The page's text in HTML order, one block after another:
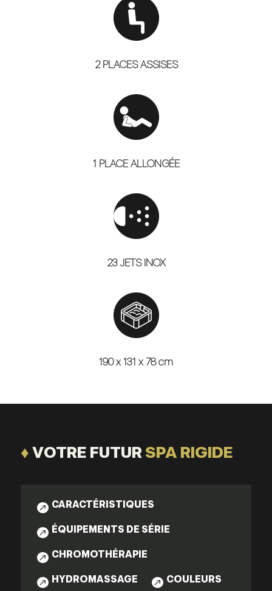
2 PLACES ASSISES
1 PLACE ALLONGÉE
23 JETS INOX
190 x 131 x 78 cm
♦VOTRE FUTUR SPA RIGIDE
 CARACTÉRISTIQUES
 ÉQUIPEMENTS DE SÉRIE
 CHROMOTHÉRAPIE
 HYDROMASSAGE  COULEURS